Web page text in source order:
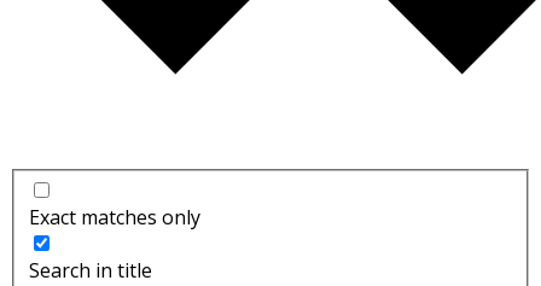
Exact matches only
Search in title